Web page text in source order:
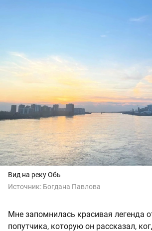
Вид на реку Обь
Источник: Богдана Павлова
Мне запомнилась красивая легенда
попутчика, которую он рассказал,